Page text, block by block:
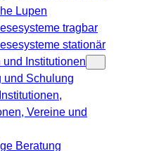
Lupen
tragbar
stationär
Institutionen
und Schulung
Vereine und
Beratung